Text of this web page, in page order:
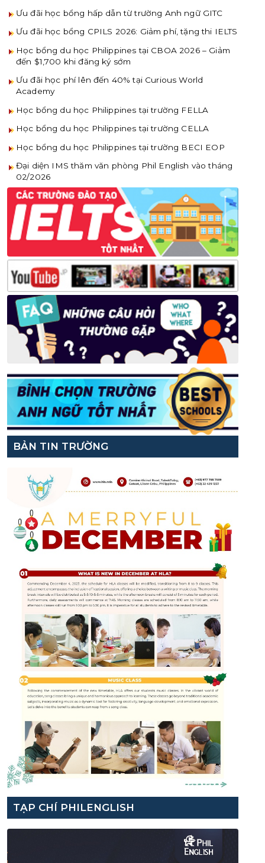
Ưu đãi học bổng hấp dẫn từ trường Anh ngữ GITC
Ưu đãi học bổng CPILS 2026: Giảm phí, tặng thi IELTS
Học bổng du học Philippines tại CBOA 2026 – Giảm
đến $1,700 khi đăng ký sớm
Ưu đãi học phí lên đến 40% tại Curious World
Academy
Học bổng du học Philippines tại trường FELLA
Học bổng du học Philippines tại trường CELLA
Học bổng du học Philippines tại trường BECI EOP
Đại diện IMS thăm văn phòng Phil English vào tháng
02/2026
BẢN TIN TRƯỜNG
TẠP CHÍ PHILENGLISH